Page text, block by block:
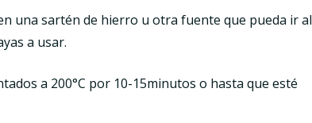
una sartén de hierro u otra fuente que pueda ir al
a usar.
a 200°C por 10-15minutos o hasta que esté